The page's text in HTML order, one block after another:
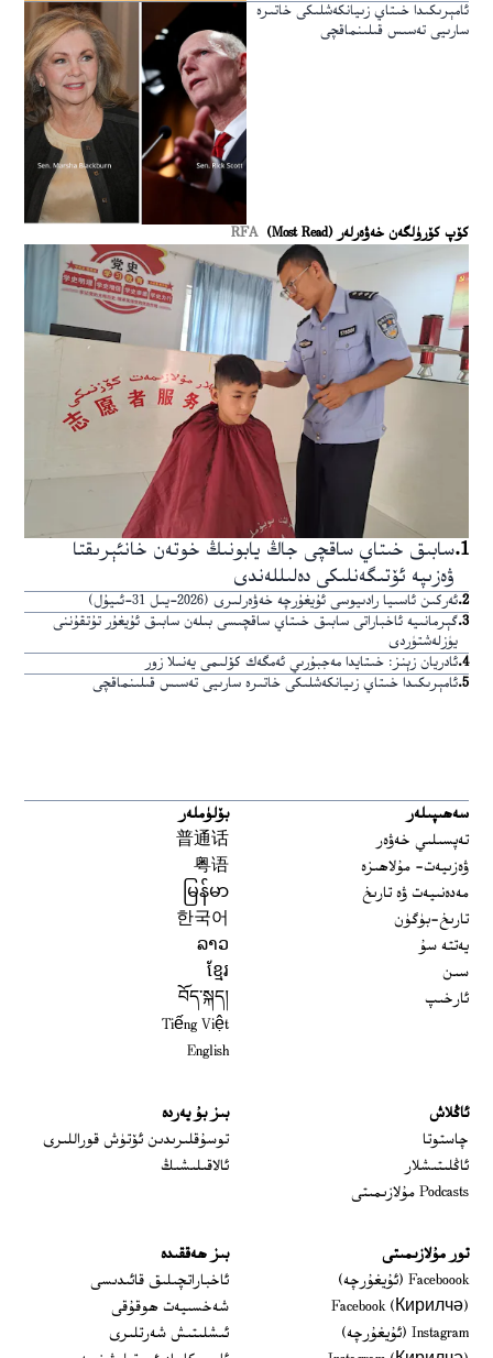
ئامېرىكىدا خىتاي زىيانكەشلىكى خاتىرە
سارىيى تەسىس قىلىنماقچى
كۆپ كۆرۈلگەن خەۋەرلەر (Most Read) RFA
1
.سابىق خىتاي ساقچى جاڭ يابونىڭ خوتەن خانئېرىقتا
ۋەزىپە ئۆتىگەنلىكى دەلىللەندى
2
.ئەركىن ئاسىيا رادىيوسى ئۇيغۇرچە خەۋەرلىرى (2026-يىل 31-ئىيۇل)
3
.گېرمانىيە ئاخباراتى سابىق خىتاي ساقچىسى بىلەن سابىق ئۇيغۇر تۇتقۇننى
يۈزلەشتۈردى
4
.ئادريان زېنز: خىتايدا مەجبۇرىي ئەمگەك كۆلىمى يەنىلا زور
5
.ئامېرىكىدا خىتاي زىيانكەشلىكى خاتىرە سارىيى تەسىس قىلىنماقچى
سەھىپىلەر
تەپسىلىي خەۋەر
ۋەزىيەت- مۇلاھىزە
مەدەنىيەت ۋە تارىخ
تارىخ-بۈگۈن
يەتتە سۇ
سىن
ئارخىپ
بۆلۈملەر
普通话
粤语
မြန်မာ
한국어
ລາວ
ខ្មែរ
བོད་སྐད།
Tiếng Việt
English
ئاڭلاش
چاستوتا
ئاڭلىتىشلار
Podcasts مۇلازىمىتى
بىز بۇ يەردە
توسۇقلىرىدىن ئۆتۈش قوراللىرى
ئالاقىلىشىڭ
تور مۇلازىمىتى
Faceboook (ئۇيغۇرچە)
Opens in new window
Facebook (Кирилчә)
Opens in new window
Instagram (ئۇيغۇرچە)
Opens in new window
بىز ھەققىدە
ئاخباراتچىلىق قائىدىسى
شەخسىيەت ھوقۇقى
ئىشلىتىش شەرتلىرى